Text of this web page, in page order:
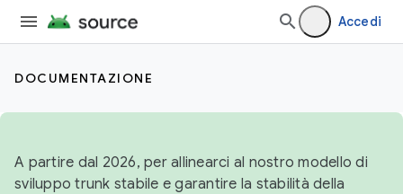
Accedi
DOCUMENTAZIONE
A partire dal 2026, per allinearci al nostro modello di
sviluppo trunk stabile e garantire la stabilità della